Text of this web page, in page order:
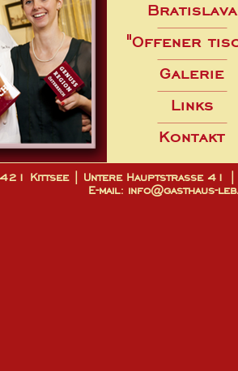
Bratislava
"Offener
Galerie
Links
Kontakt
Kittsee | Untere Hauptstrasse
E-mail: info@gasthaus-